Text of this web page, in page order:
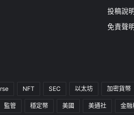
投稿說明
免責聲明
NFT SEC 以太坊 加密貨幣
監管 穩定幣 美國 美通社 金融